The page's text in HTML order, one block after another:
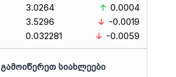
3.0264
3.5296
0.032281
0.0004
-0.0019
-0.0059
ᲒᲐᲛᲝᲘᲬᲔᲠᲔᲗ ᲡᲘᲐᲮᲚᲔᲔᲑᲘ